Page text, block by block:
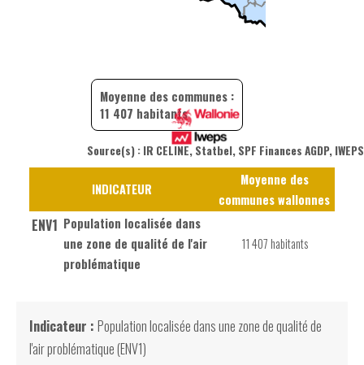
Moyenne des communes :
11 407 habitants
Source(s) : IR CELINE, Statbel, SPF Finances AGDP,
INDICATEUR
Moyenne des
communes wallonnes
ENV1 Population localisée dans
une zone de qualité de l'air
problématique
11 407 habitants
Indicateur : Population localisée dans une zone de qualité de
l'air problématique (ENV1)